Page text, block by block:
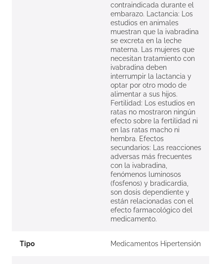
contraindicada durante el
embarazo. Lactancia: Los
estudios en animales
muestran que la ivabradina
se excreta en la leche
materna. Las mujeres que
necesitan tratamiento con
ivabradina deben
interrumpir la lactancia y
optar por otro modo de
alimentar a sus hijos.
Fertilidad: Los estudios en
ratas no mostraron ningún
efecto sobre la fertilidad ni
en las ratas macho ni
hembra. Efectos
secundarios: Las reacciones
adversas más frecuentes
con la ivabradina,
fenómenos luminosos
(fosfenos) y bradicardia,
son dosis dependiente y
están relacionadas con el
efecto farmacológico del
medicamento.
Tipo Medicamentos Hipertensión